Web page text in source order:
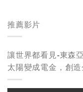
推薦影片
讓世界都看見-東森
太陽變成電金，創造